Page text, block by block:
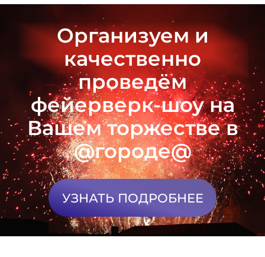
Организуем и
качественно
проведём
фейерверк-шоу на
Вашем торжестве в
@городе@
УЗНАТЬ ПОДРОБНЕЕ